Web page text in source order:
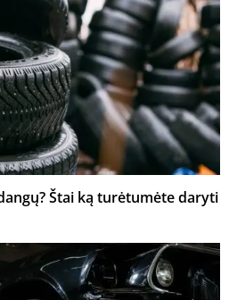
Štai ką turėtumėte daryti